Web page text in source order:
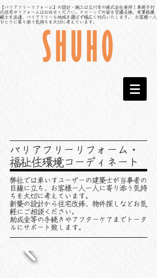
【バリアフリーリフォーム】の設計・施工は立川市の株式会社秀邦｜車椅子対
応住宅やリフォームはお任せください。ドローンで外装を空撮点検。有資格操
縦士を派遣、バリアフリーも地域を選ばず幅広く対応いたします。 お客様一人
ひとりに寄り添う気持ちを大切に考えています。
バリアフリーリフォーム・
福祉住環境コーディネート
弊社では車いすユーザーの建築士が当事者の
目線に立ち、お客様一人一人に寄り添う気持
ちを大切に考えています。
新築の設計から住宅改修、物件探しなどお気
軽にご相談ください。
助成金等の手続きやアフターケアまでトータ
ルにサポート致します。